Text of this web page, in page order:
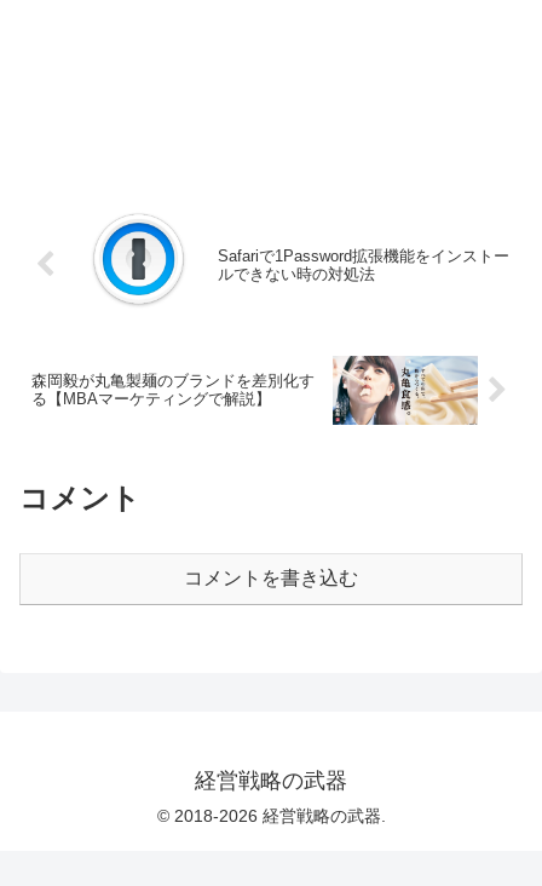
Safariで1Password拡張機能をインストー
ルできない時の対処法
森岡毅が丸亀製麺のブランドを差別化す
る【MBAマーケティングで解説】
コメント
コメントを書き込む
経営戦略の武器
© 2018-2026 経営戦略の武器.